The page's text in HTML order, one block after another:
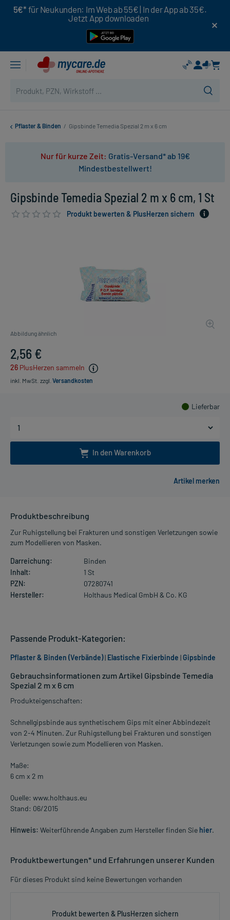
5€* für Neukunden: Im Web ab 55€ | In der App ab 35€.
Jetzt App downloaden
Pflaster & Binden / Gipsbinde Temedia Spezial 2 m x 6 cm
Nur für kurze Zeit: Gratis-Versand* ab 19€
Mindestbestellwert!
Gipsbinde Temedia Spezial 2 m x 6 cm, 1 St
Produkt bewerten & PlusHerzen sichern
Abbildung ähnlich
2,56 €
26 PlusHerzen sammeln
inkl. MwSt. zzgl. Versandkosten
Lieferbar
In den Warenkorb
Produktbeschreibung
Zur Ruhigstellung bei Frakturen und sonstigen Verletzungen sowie
zum Modellieren von Masken.
Darreichung:
Binden
Inhalt:
1 St
PZN:
07280741
Hersteller:
Holthaus Medical GmbH & Co. KG
Gebrauchsinformationen zum Artikel Gipsbinde Temedia
Spezial 2 m x 6 cm
Produkteigenschaften:
Schnellgipsbinde aus synthetischem Gips mit einer Abbindezeit
von 2-4 Minuten. Zur Ruhigstellung bei Frakturen und sonstigen
Verletzungen sowie zum Modellieren von Masken.
Maße:
6 cm x 2 m
Quelle: www.holthaus.eu
Stand: 06/2015
Hinweis: Weiterführende Angaben zum Hersteller finden Sie hier.
Produktbewertungen* und Erfahrungen unserer Kunden
Für dieses Produkt sind keine Bewertungen vorhanden
Produkt bewerten & PlusHerzen sichern
Passende Produkt-Kategorien:
Pflaster & Binden (Verbände)| Elastische Fixierbinde |Gipsbinde